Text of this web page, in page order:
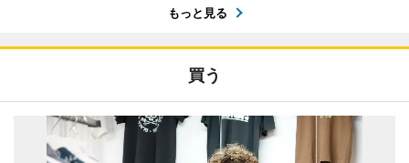
もっと見る
買う